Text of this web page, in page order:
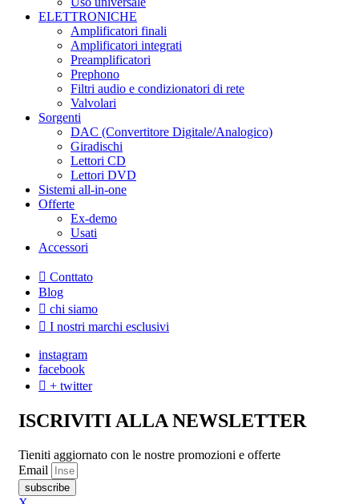
ELETTRONICHE
Amplificatori finali
Amplificatori integrati
Preamplificatori
Prephono
Filtri audio e condizionatori di rete
Valvolari
Sorgenti
DAC (Convertitore Digitale/Analogico)
Giradischi
Lettori CD
Lettori DVD
Sistemi all-in-one
Offerte
Ex-demo
Usati
Accessori
Conttato
Blog
chi siamo
I nostri marchi esclusivi
instagram
facebook
+ twitter
ISCRIVITI ALLA NEWSLETTER
Tieniti aggiornato con le nostre promozioni e offerte
Email
subscribe